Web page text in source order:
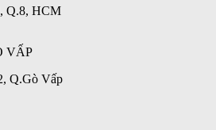
Q.8, HCM
VẤP
Q.Gò Vấp